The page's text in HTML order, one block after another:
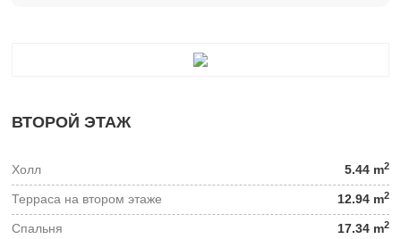
ВТОРОЙ ЭТАЖ
Холл 5.44 m2
Терраса на втором этаже 12.94 m2
Спальня 17.34 m2